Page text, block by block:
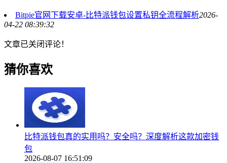
Bitpie官网下载安卓-比特派钱包设置私钥全流程解析2026-
04-22 08:39:32
文章已关闭评论！
猜你喜欢
比特派钱包真的实用吗？安全吗？深度解析这款加密钱
包
2026-08-07 16:51:09